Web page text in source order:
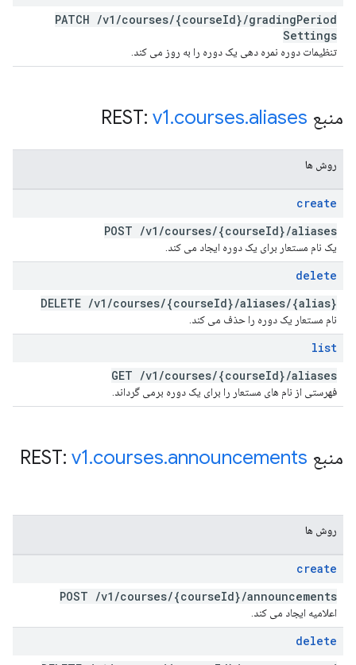
PATCH /v1 /courses/{courseId}/gradingPeriod
Settings
تنظیمات دوره نمره دهی یک دوره را به روز می کند.
منبع REST: v1.courses.aliases
روش ها
create
POST /v1 /courses/{courseId}/aliases
یک نام مستعار برای یک دوره ایجاد می کند.
delete
DELETE /v1 /courses/{courseId}/aliases/{alias}
نام مستعار یک دوره را حذف می کند.
list
GET /v1 /courses/{courseId}/aliases
فهرستی از نام های مستعار را برای یک دوره برمی گرداند.
منبع REST: v1.courses.announcements
روش ها
create
POST /v1 /courses/{courseId}/announcements
اعلامیه ایجاد می کند.
delete